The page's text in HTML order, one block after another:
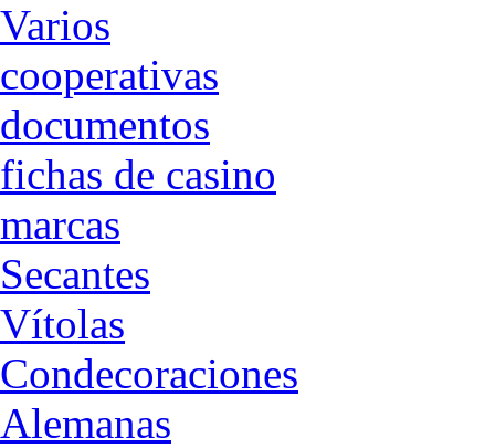
Varios
cooperativas
documentos
fichas de casino
marcas
Secantes
Vítolas
Condecoraciones
Alemanas